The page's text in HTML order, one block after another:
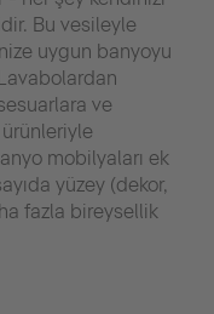
Bu vesileyle
uygun banyoyu
ve
mobilyaları ek
yüzey (dekor,
fazla bireysellik